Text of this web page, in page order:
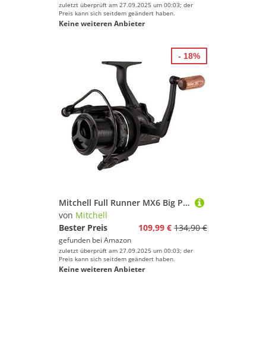
zuletzt überprüft am 27.09.2025 um 00:03; der
Preis kann sich seitdem geändert haben.
Keine weiteren Anbieter
Mitchell Full Runner MX6 Big Pit Rolle – Freilaufrolle für Karpfen und Waller mit Baitrunner System, 5 Kugellagern und Holzkubelgriff
von Mitchell
Bester Preis
109,99 € 134,90 €
gefunden bei Amazon
zuletzt überprüft am 27.09.2025 um 00:03; der
Preis kann sich seitdem geändert haben.
Keine weiteren Anbieter
- 18%